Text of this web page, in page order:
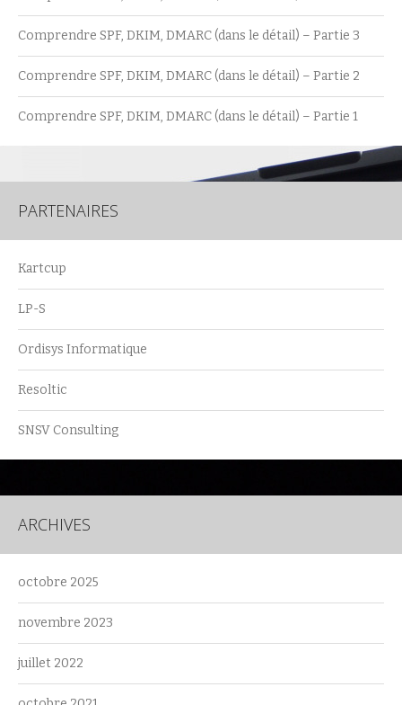
Comprendre SPF, DKIM, DMARC (dans le détail) – Partie 3
Comprendre SPF, DKIM, DMARC (dans le détail) – Partie 2
Comprendre SPF, DKIM, DMARC (dans le détail) – Partie 1
PARTENAIRES
Kartcup
LP-S
Ordisys Informatique
Resoltic
SNSV Consulting
ARCHIVES
octobre 2025
novembre 2023
juillet 2022